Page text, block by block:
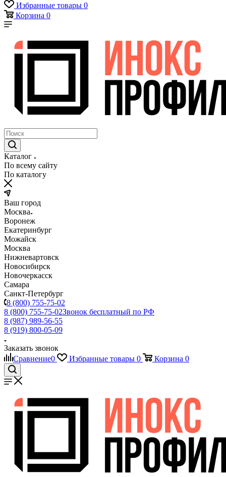
Избранные товары 0
Корзина 0
Каталог
По всему сайту
По каталогу
Ваш город
Москва
Воронеж
Екатеринбург
Можайск
Москва
Нижневартовск
Новосибирск
Новочеркасск
Самара
Санкт-Петербург
8 (800) 755-75-02
8 (800) 755-75-02Звонок бесплатный по РФ
8 (987) 989-56-55
8 (919) 800-05-09
Заказать звонок
Сравнение0 Избранные товары 0 Корзина 0